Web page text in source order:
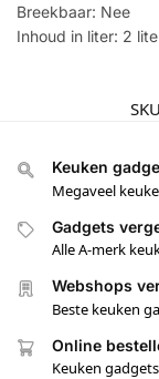
Breekbaar: Nee
Inhoud in liter: 2
Keuken
Megaveel
Gadgets
Alle A-merk
Webshops
Beste keuken
Online
Keuken